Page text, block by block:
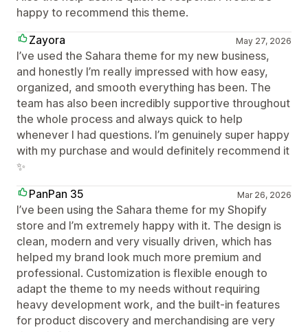
happy to recommend this theme.
Zayora
May 27, 2026
I’ve used the Sahara theme for my new business,
and honestly I’m really impressed with how easy,
organized, and smooth everything has been. The
team has also been incredibly supportive throughout
the whole process and always quick to help
whenever I had questions. I’m genuinely super happy
with my purchase and would definitely recommend it
✨
PanPan 35
Mar 26, 2026
I’ve been using the Sahara theme for my Shopify
store and I’m extremely happy with it. The design is
clean, modern and very visually driven, which has
helped my brand look much more premium and
professional. Customization is flexible enough to
adapt the theme to my needs without requiring
heavy development work, and the built‑in features
for product discovery and merchandising are very